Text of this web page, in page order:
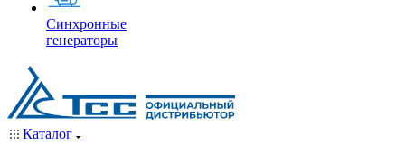
Синхронные
генераторы
Каталог